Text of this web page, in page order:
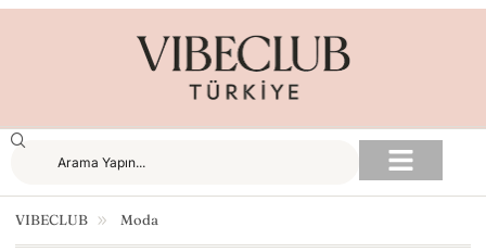
VIBECLUB Moda